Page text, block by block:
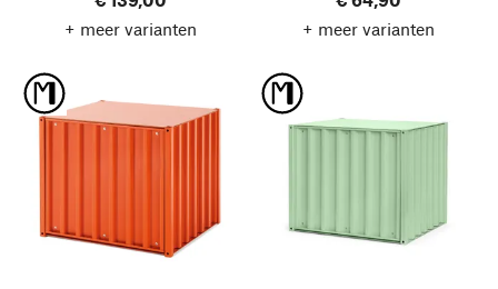
+ meer varianten
+ meer varianten